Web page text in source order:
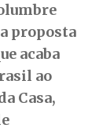
proposta
acaba
ao
Casa,